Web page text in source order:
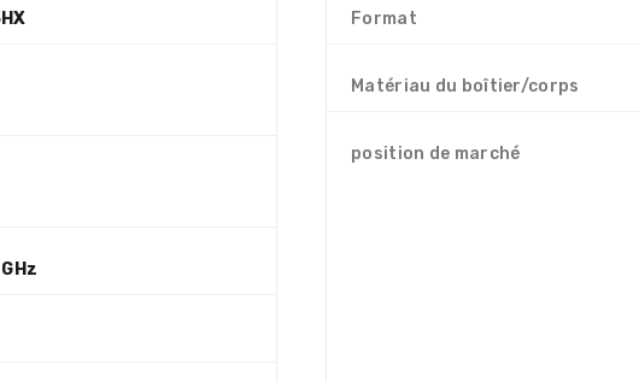
Format
Matériau du boîtier/corps
position de marché